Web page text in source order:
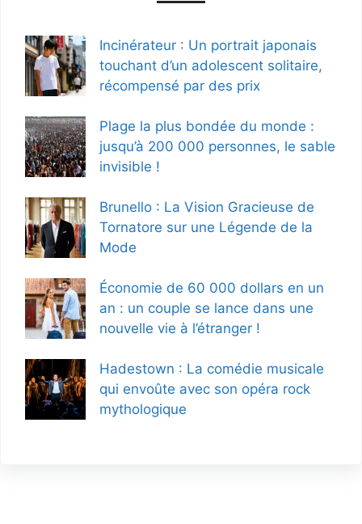
Incinérateur : Un portrait japonais
touchant d’un adolescent solitaire,
récompensé par des prix
Plage la plus bondée du monde :
jusqu’à 200 000 personnes, le sable
invisible !
Brunello : La Vision Gracieuse de
Tornatore sur une Légende de la
Mode
Économie de 60 000 dollars en un
an : un couple se lance dans une
nouvelle vie à l’étranger !
Hadestown : La comédie musicale
qui envoûte avec son opéra rock
mythologique